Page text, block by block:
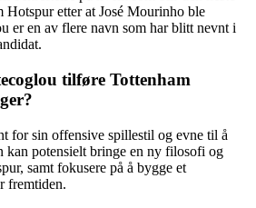
Hotspur etter at José Mourinho ble
er en av flere navn som har blitt nevnt i
tilføre Tottenham
for sin offensive spillestil og evne til å
kan potensielt bringe en ny filosofi og
samt fokusere på å bygge et
fremtiden.